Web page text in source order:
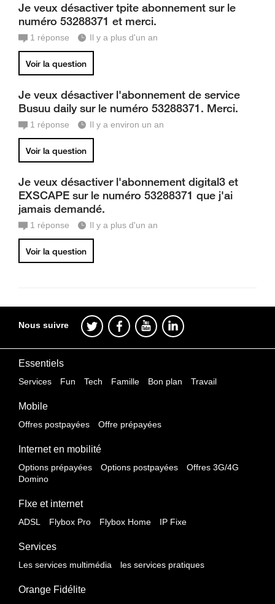
Je veux désactiver tpite abonnement sur le
numéro 53288371 et merci.
1 réponse Il y a plus d'un an
Voir la question
Je veux désactiver l'abonnement de service
Busuu daily sur le numéro 53288371. Merci.
1 réponse Il y a environ un an
Voir la question
Je veux désactiver l'abonnement digital3 et
EXSCAPE sur le numéro 53288371 que j'ai
jamais demandé.
1 réponse Il y a plus d'un an
Voir la question
Nous suivre
Essentiels
Services Fun Tech Famille Bon plan Travail
Mobile
Offres postpayées Offre prépayées
Internet en mobilité
Options prépayées Options postpayées
Offres 3G/4G
Domino
FIxe et internet
ADSL Flybox Pro Flybox Home IP Fixe
Services
Les services multimédia les services pratiques
Orange Fidélite